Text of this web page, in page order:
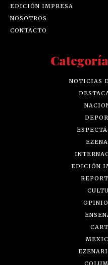
EDICIÓN IMPRESA
NOSOTROS
CONTACTO
NOTICIAS
EDICIÓN